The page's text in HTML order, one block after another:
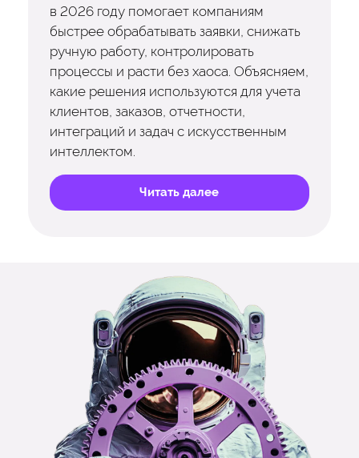
в 2026 году помогает компаниям
быстрее обрабатывать заявки, снижать
ручную работу, контролировать
процессы и расти без хаоса. Объясняем,
какие решения используются для учета
клиентов, заказов, отчетности,
интеграций и задач с искусственным
интеллектом.
Читать далее